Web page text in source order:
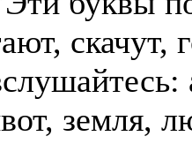
скачут,
земля,